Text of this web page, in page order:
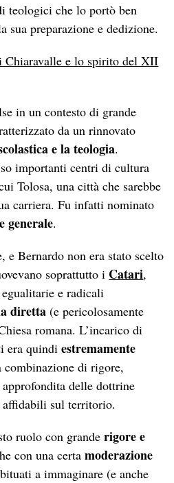
teologici che lo portò ben
sua preparazione e dedizione.
Chiaravalle e lo spirito del XII
in un contesto di grande
da un rinnovato
e la teologia.
importanti centri di cultura
Tolosa, una città che sarebbe
carriera. Fu infatti nominato
generale.
e Bernardo non era stato scelto
soprattutto i Catari,
e radicali
diretta (e pericolosamente
romana. L’incarico di
era quindiestremamente
combinazione di rigore,
delle dottrine
sul territorio.
ruolo con granderigore e
con una certamoderazione
a immaginare (e anche